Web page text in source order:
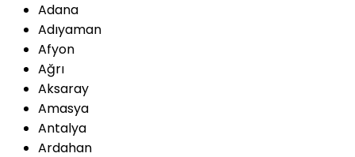
Adana
Adıyaman
Afyon
Ağrı
Aksaray
Amasya
Antalya
Ardahan